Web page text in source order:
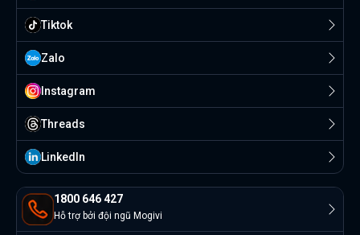
1800 646 427
Hỗ trợ bởi đội ngũ Mogivi
Tiktok
Zalo
Instagram
Threads
Linkedln